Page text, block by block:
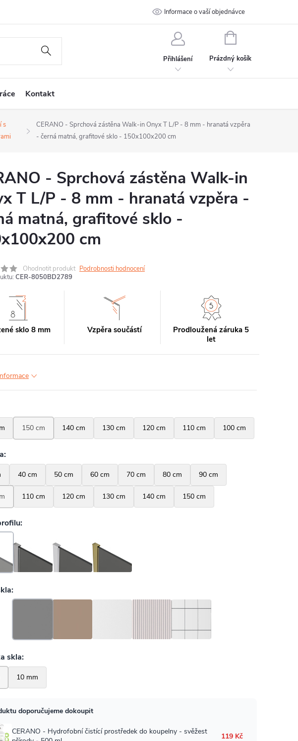
Ochrana osobních údajů Kontakt
Informace o vaší objednávce
Přihlášení
NÁKUPNÍ
Prázdný košík
Kontakt
s
CERANO - Sprchová zástěna Walk-in Onyx T L/P - 8 mm - hranatá vzpěra
- černá matná, grafitové sklo - 150x100x200 cm
- Sprchová zástěna Walk-in
T L/P - 8 mm - hranatá vzpěra -
matná, grafitové sklo -
cm
Ohodnotit produkt Podrobnosti hodnocení
CER-8050BD2789
sklo 8 mm Vzpěra součástí
Prodloužená záruka 5
let